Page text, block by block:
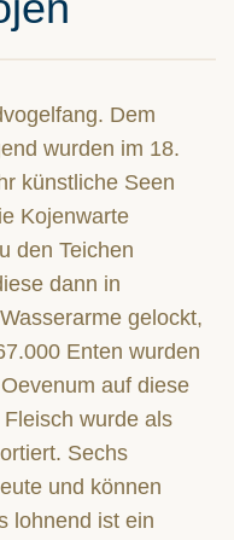
Dem
wurden im 18.
künstliche Seen
Kojenwarte
den Teichen
dann in
gelockt,
Enten wurden
auf diese
wurde als
Sechs
und können
lohnend ist ein